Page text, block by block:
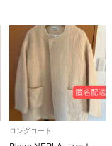
ロングコート